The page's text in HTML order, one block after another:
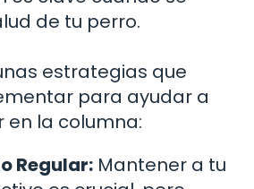
de tu perro.
estrategias que
para ayudar a
en la columna:
Regular: Mantener a tu